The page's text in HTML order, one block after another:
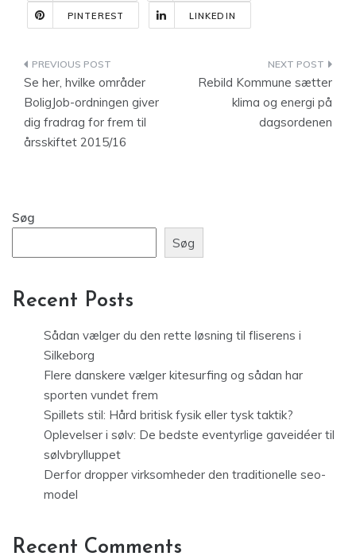
PINTEREST LINKEDIN
Indlægsnavigation
Se her, hvilke områder
BoligJob-ordningen giver
dig fradrag for frem til
årsskiftet 2015/16
Rebild Kommune sætter
klima og energi på
dagsordenen
Søg
Søg
Recent Posts
Sådan vælger du den rette løsning til fliserens i
Silkeborg
Flere danskere vælger kitesurfing og sådan har
sporten vundet frem
Spillets stil: Hård britisk fysik eller tysk taktik?
Oplevelser i sølv: De bedste eventyrlige gaveidéer til
sølvbrylluppet
Derfor dropper virksomheder den traditionelle seo-
model
Recent Comments